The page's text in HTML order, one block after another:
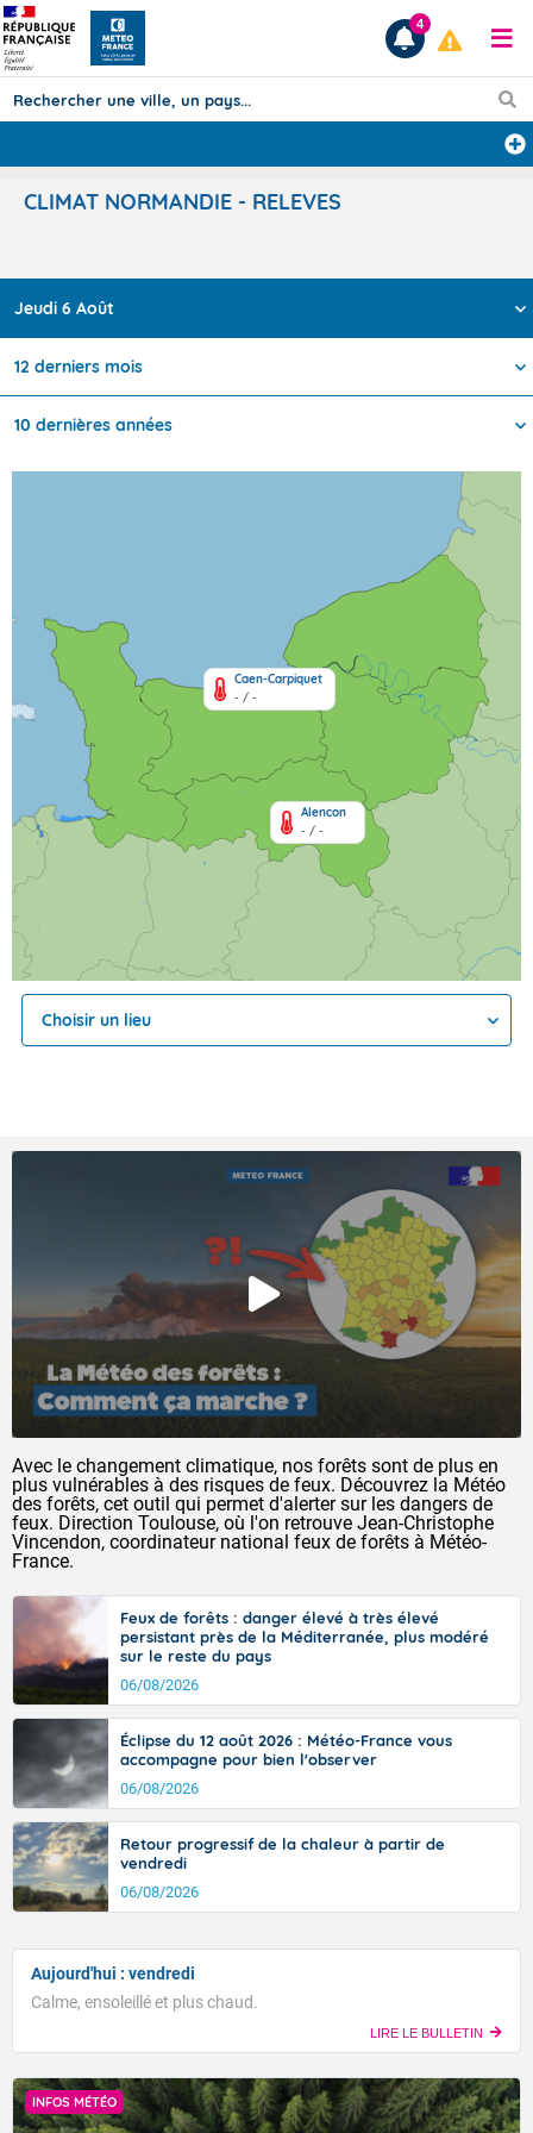
Prévisions
4
CLIMAT NORMANDIE - RELEVES
Jeudi 6 Août
12 derniers mois
10 dernières années
Caen-Carpiquet
- / -
Alencon
- / -
Choisir un lieu
Avec le changement climatique, nos forêts sont de plus en
plus vulnérables à des risques de feux. Découvrez la Météo
des forêts, cet outil qui permet d'alerter sur les dangers de
feux. Direction Toulouse, où l'on retrouve Jean-Christophe
Vincendon, coordinateur national feux de forêts à Météo-
France.
Feux de forêts : danger élevé à très élevé
persistant près de la Méditerranée, plus modéré
sur le reste du pays
06/08/2026
Éclipse du 12 août 2026 : Météo-France vous
accompagne pour bien l'observer
06/08/2026
Retour progressif de la chaleur à partir de
vendredi
06/08/2026
Aujourd'hui : vendredi
Calme, ensoleillé et plus chaud.
LIRE LE BULLETIN
INFOS MÉTÉO